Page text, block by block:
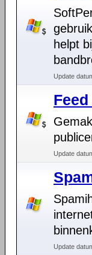
helpt
Update
Update
Update